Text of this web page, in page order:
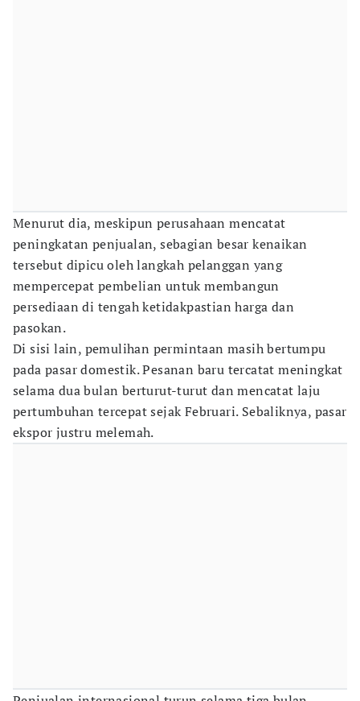
Menurut dia, meskipun perusahaan mencatat
peningkatan penjualan, sebagian besar kenaikan
tersebut dipicu oleh langkah pelanggan yang
mempercepat pembelian untuk membangun
persediaan di tengah ketidakpastian harga dan
pasokan.
Di sisi lain, pemulihan permintaan masih bertumpu
pada pasar domestik. Pesanan baru tercatat meningkat
selama dua bulan berturut-turut dan mencatat laju
pertumbuhan tercepat sejak Februari. Sebaliknya, pasar
ekspor justru melemah.